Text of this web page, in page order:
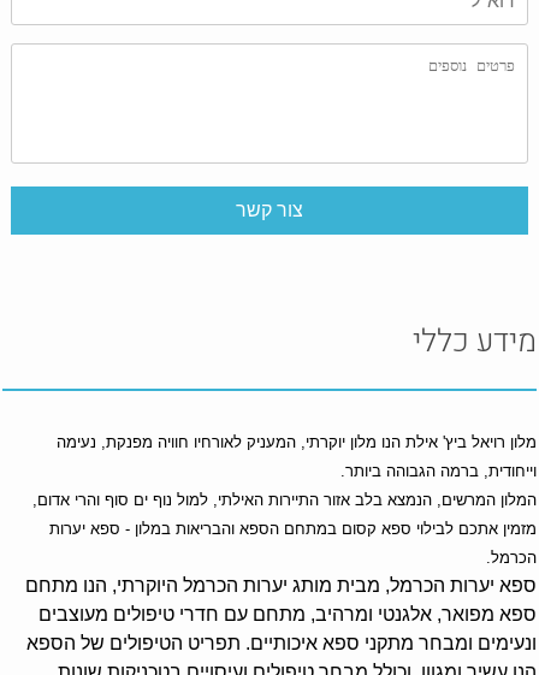
מידע כללי
מלון רויאל ביץ' אילת הנו מלון יוקרתי, המעניק לאורחיו חוויה מפנקת, נעימה
וייחודית, ברמה הגבוהה ביותר.
המלון המרשים, הנמצא בלב אזור התיירות האילתי, למול נוף ים סוף והרי אדום,
מזמין אתכם לבילוי ספא קסום במתחם הספא והבריאות במלון - ספא יערות
הכרמל.
ספא יערות הכרמל, מבית מותג יערות הכרמל היוקרתי, הנו מתחם
ספא מפואר, אלגנטי ומרהיב, מתחם עם חדרי טיפולים מעוצבים
ונעימים ומבחר מתקני ספא איכותיים. תפריט הטיפולים של הספא